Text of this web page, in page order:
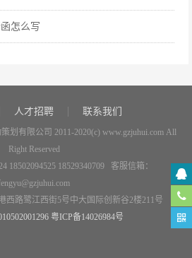
怎么写
人才招聘 联系我们
划有限公司 2011-2020(c) www.gzjuhui.com All
Right Reserved
18502094525 18529340709 客服信箱：
西路鹭江西街5号中大国际创新谷2楼211号
粤ICP备14026984号